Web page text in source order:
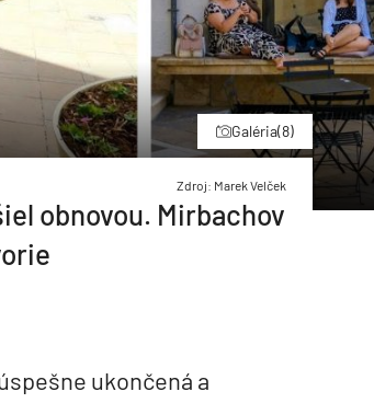
Galéria(8)
Zdroj: Marek Velček
obnovou. Mirbachov
ukončená a